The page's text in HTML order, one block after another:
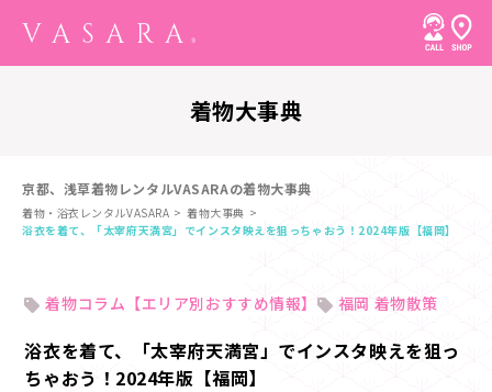
着物大事典
京都、浅草着物レンタルVASARAの着物大事典
着物・浴衣レンタルVASARA
着物大事典
浴衣を着て、「太宰府天満宮」でインスタ映えを狙っちゃおう！2024年版【福岡】
着物コラム【エリア別おすすめ情報】 福岡 着物散策
浴衣を着て、「太宰府天満宮」でインスタ映えを狙っ
ちゃおう！2024年版【福岡】